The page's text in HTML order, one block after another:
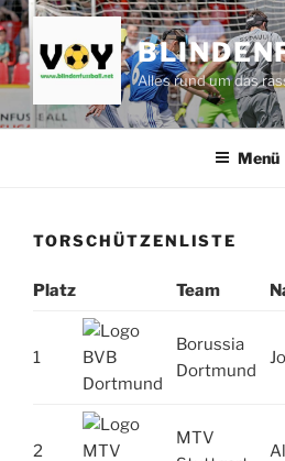
Zum
Inhalt
springen
Alles rund um das
Menü
TORSCHÜTZENLISTE
Platz Team
1
Borussia
Dortmund
2
MTV